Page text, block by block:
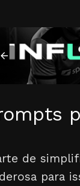
de
para